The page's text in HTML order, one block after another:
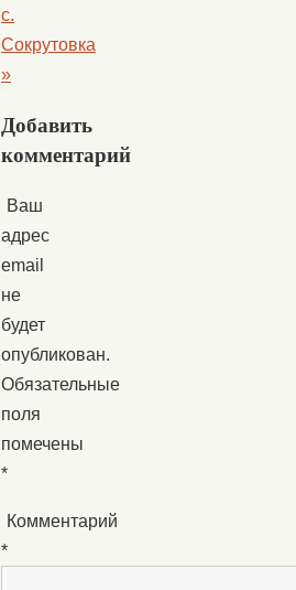
с.
Сокрутовка
»
Добавить
комментарий
Ваш
адрес
email
не
будет
опубликован.
Обязательные
поля
помечены
*
Комментарий
*